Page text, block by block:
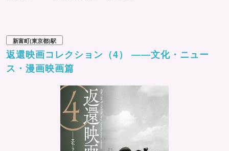
新富町(東京都)駅
返還映画コレクション（4） ――文化・ニュー
ス・漫画映画篇